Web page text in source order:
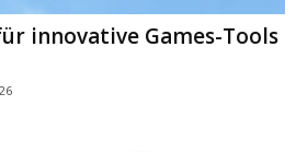
innovative Games-Tools